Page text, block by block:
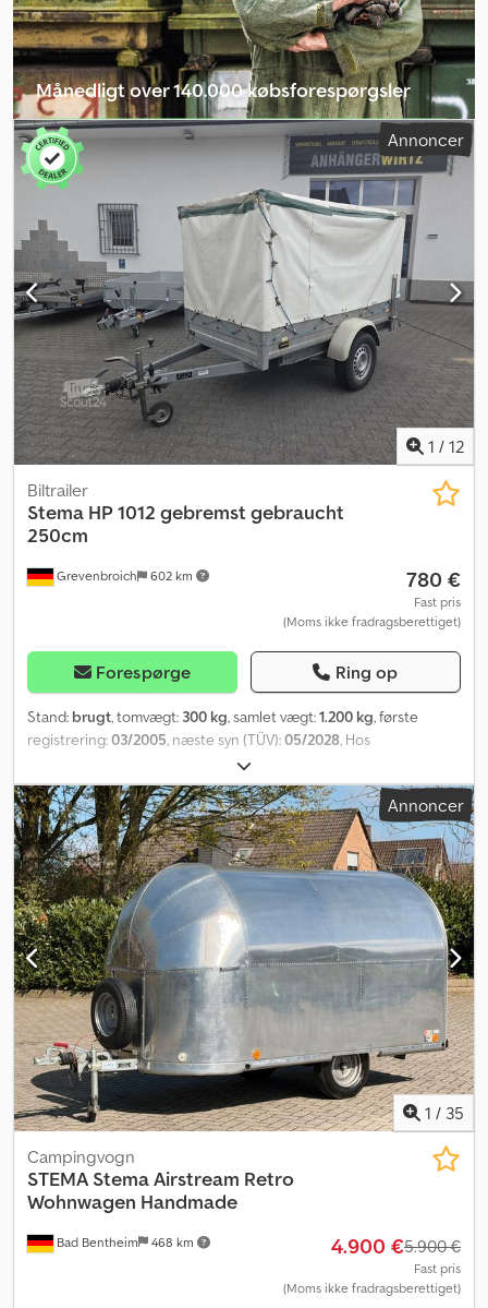
Månedligt over 140.000 købsforespørgsler
Vælg forhandlerpakke Annoncer
1 / 12
Grevenbroich 602 km
Biltrailer
Stema HP 1012 gebremst gebraucht
250cm
780 €
Fast pris
(Moms ikke fradragsberettiget)
Forespørge Ring op
Stand: brugt, tomvægt: 300 kg, samlet vægt:1.200 kg, første
registrering:03/2005, næste syn (TÜV):05/2028, Hos
ANHÄNGERWIRTZ er mange modeller tilgængelige online. Køb
nemt og døgnet rundt online på trailershop.de. Afhent selv eller få
leveret. Den online markedsplads for din nye trailer tilbyder
stærke mærkevarer! Over 850 nye trailere på lager. Over 130
brugte trailere er konstant på tilbud. Uforpligtende eksempel:
Brugt trailer, lavplatform med kasse og vejrskærm. 40 cm høje
vægge med rækværk og H-formet stel foran. Bagstøtter,
støttehjul. Stand i forhold til alder og brug. Med gyldig syn.
Dodpjzp Ebvofx Anksck Traileren er klar til brug og kan anvendes
med det samme uden vejrskærm. Samlet højde ca. 200 cm.
Lastflade ca. l/b/h: 250x125x40 cm. Traileren sælges som den er og
kræver reparation! Salget foregår via telefonisk bestilling på
følgende tidspunkter: Mandag til fredag kl. 08.00-12.30 og kl. 14.00-
18.00. Ophavsret - varemærkebeskyttelse anvendt stema
vejrskærm 07/26 ccex kili
Annoncer
1 / 35
Bad Bentheim 468 km
Campingvogn
STEMA Stema Airstream Retro
Wohnwagen Handmade
4.900 €5.900 €
Fast pris
(Moms ikke fradragsberettiget)